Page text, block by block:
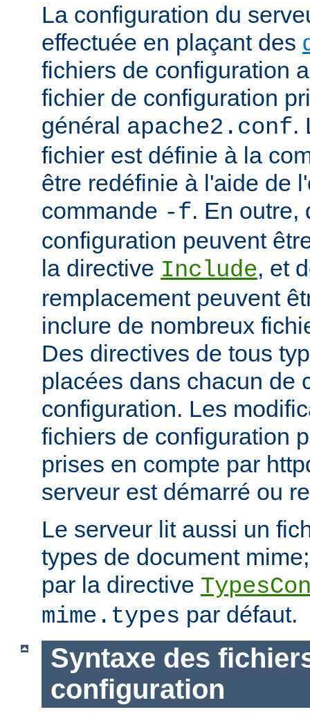
La configuration du
effectuée en plaçant des
fichiers de configuration
fichier de configuration
général apache2.conf.
fichier est définie à la
être redéfinie à l'aide de
commande -f. En outre,
configuration peuvent
la directive Include, et
remplacement peuvent
inclure de nombreux
Des directives de tous
placées dans chacun de
configuration. Les
fichiers de configuration
prises en compte par
serveur est démarré ou
Le serveur lit aussi un
types de document
par la directive
mime.types par défaut.
Syntaxe des
configuration